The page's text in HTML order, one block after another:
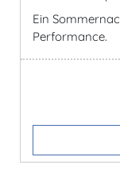
Ein
Performance.